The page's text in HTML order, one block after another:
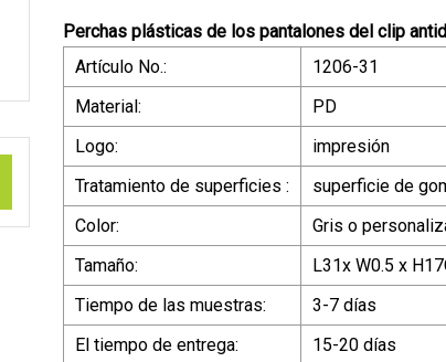
Perchas plásticas de los pantalones del clip
Artículo No.:
1206-31
Material:
PD
Logo:
impresión
Tratamiento de superficies :
superficie de
Color:
Gris o
Tamaño:
L31x W0.5 x
Tiempo de las muestras:
3-7 días
El tiempo de entrega:
15-20 días